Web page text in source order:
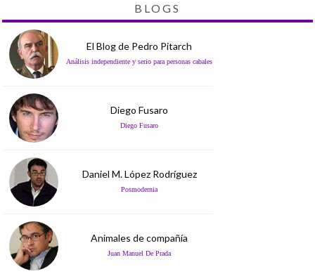
BLOGS
El Blog de Pedro Pitarch
Análisis independiente y serio para personas cabales
Diego Fusaro
Diego Fusaro
Daniel M. López Rodríguez
Posmodernia
Animales de compañía
Juan Manuel De Prada